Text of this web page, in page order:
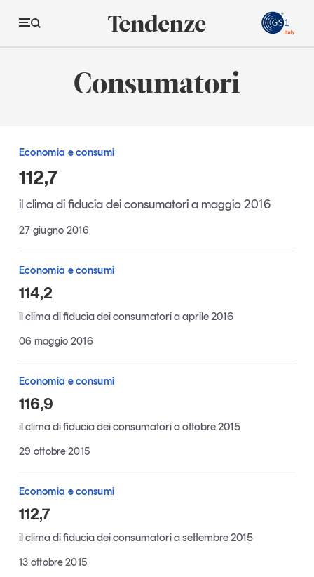
Tendenze
Innovazione
Logistica
Retail e brand
Sostenibilità
Grandi temi
Opinioni
Il Numero
Interviste
Comunicati stampa
Video
Podcast
Eventi e formazione
Tutti gli appuntamenti
Consumatori
Economia e consumi
112,7
il clima di fiducia dei consumatori a maggio 2016
27 giugno 2016
Economia e consumi
114,2
il clima di fiducia dei consumatori a aprile 2016
06 maggio 2016
Economia e consumi
116,9
il clima di fiducia dei consumatori a ottobre 2015
29 ottobre 2015
Economia e consumi
112,7
il clima di fiducia dei consumatori a settembre 2015
13 ottobre 2015